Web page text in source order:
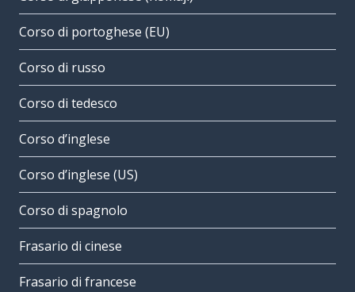
Corso di portoghese (EU)
Corso di russo
Corso di tedesco
Corso d’inglese
Corso d’inglese (US)
Corso di spagnolo
Frasario di cinese
Frasario di francese